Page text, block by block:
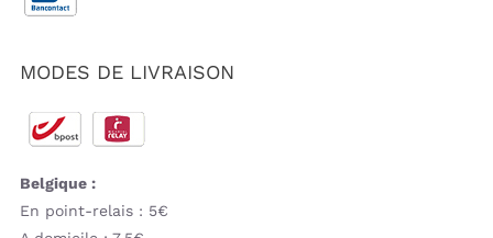
MODES DE LIVRAISON
Belgique :
En point-relais : 5€